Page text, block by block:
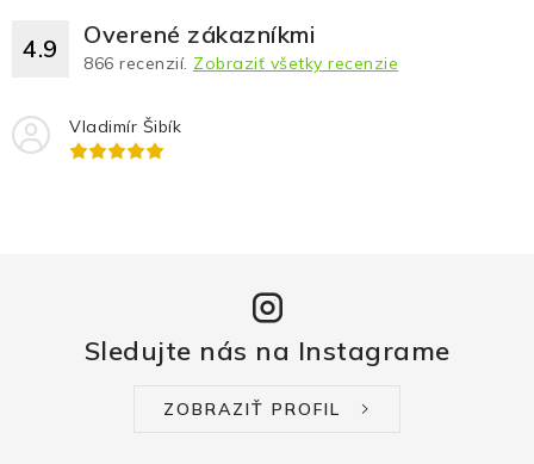
4.9 Overené zákazníkmi
866 recenzií. Zobraziť všetky recenzie
Vladimír Šibík
Sledujte nás na Instagrame
ZOBRAZIŤ PROFIL